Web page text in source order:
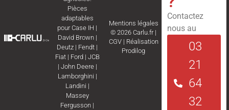
Pièces
adaptables
pourCase IH |
David Brown|
Deutz | Fendt |
Fiat| Ford| JCB
| John Deere|
Lamborghini |
Landini |
Massey
Fergusson |
Mentions légales
© 2026 Carlu.fr |
CGV| Réalisation
Prodilog
Contactez
nous au
03
21
64
32